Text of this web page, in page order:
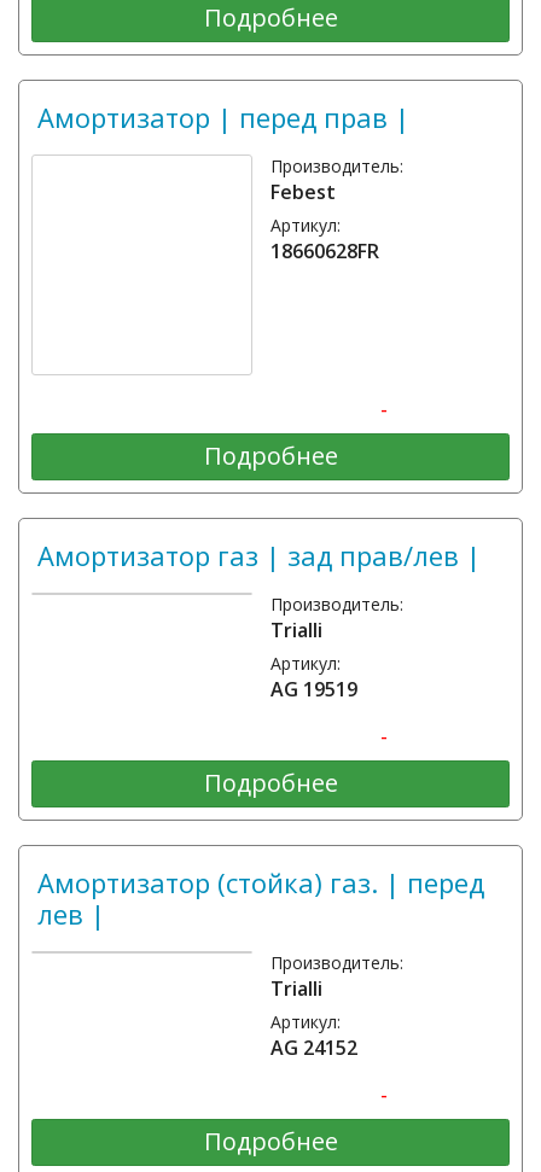
Подробнее
Амортизатор | перед прав |
Производитель:
Febest
Артикул:
18660628FR
-
Подробнее
Амортизатор газ | зад прав/лев |
Производитель:
Trialli
Артикул:
AG 19519
-
Подробнее
Амортизатор (стойка) газ. | перед
лев |
Производитель:
Trialli
Артикул:
AG 24152
-
Подробнее